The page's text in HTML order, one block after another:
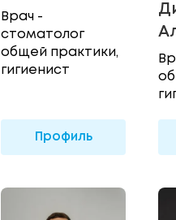
Врач -
стоматолог
общей практики,
гигиенист
Профиль